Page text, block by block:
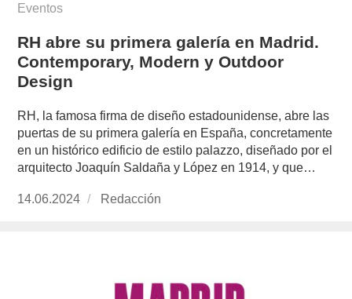
Eventos
RH abre su primera galería en Madrid.
Contemporary, Modern y Outdoor
Design
RH, la famosa firma de diseño estadounidense, abre las
puertas de su primera galería en España, concretamente
en un histórico edificio de estilo palazzo, diseñado por el
arquitecto Joaquín Saldaña y López en 1914, y que…
Publicado
14.06.2024 https://www.experimenta.es/author/redaccion/
Redacción